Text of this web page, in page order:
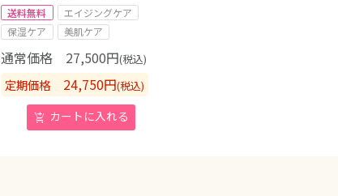
送料無料
エイジングケア
保湿ケア
美肌ケア
通常価格 27,500円(税込)
定期価格24,750円(税込)